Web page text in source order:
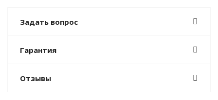
Задать вопрос
Гарантия
Отзывы